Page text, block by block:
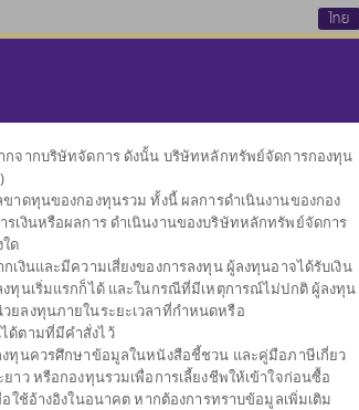
ไทย
ช่อง
ารลงทุน
นทรัพย์
รับเงินปันผล
การลงทุน
เลือกกองทุน
ตามนโยบายการลงทุน
นรวมดัชนี
ตราสารทุน
ผสม
จากบริษัทจัดการ ดังนั้น บริษัทหลักทรัพย์จัดการกองทุน
าดทุนของกองทุนรวม ทั้งนี้ ผลการดำเนินงานของกอง
เงินหรือผลการ ดำเนินงานของบริษัทหลักทรัพย์จัดการ
ด
งินและมีความเสี่ยงของการลงทุน ผู้ลงทุนอาจได้รับเงิน
ทุนเริ่มแรกก็ได้ และในกรณีที่มีเหตุการณ์ไม่ปกติ ผู้ลงทุน
ยลงทุนภายในระยะเวลาที่กำหนดหรือ
ด้ตามที่มีคำสั่งไว้
ทุนควรศึกษาข้อมูลในหนังสือชี้ชวน และคู่มือภาษีเกี่ยว
าว หรือกองทุนรวมเพื่อการเลี้ยงชีพให้เข้าใจก่อนซื้อ
ใช้อ้างอิงในอนาคต หากต้องการทราบข้อมูลเพิ่มเติม